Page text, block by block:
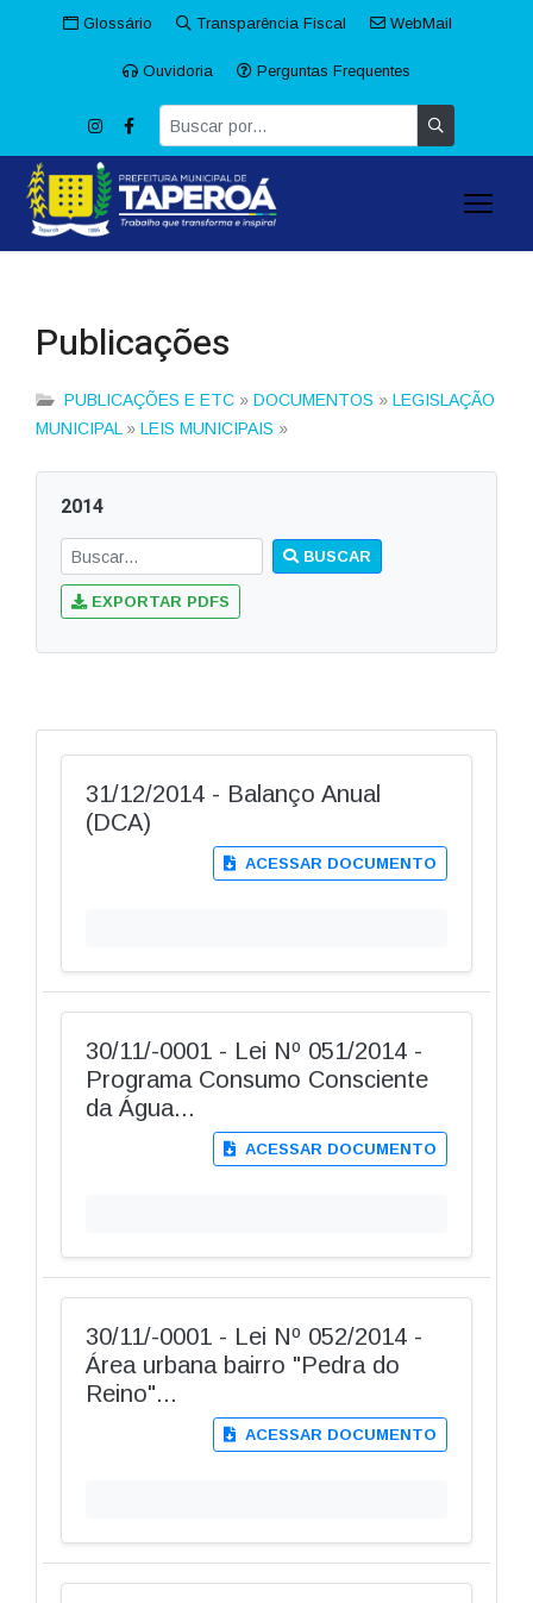
Glossário Transparência Fiscal WebMail
Ouvidoria Perguntas Frequentes
Publicações
PUBLICAÇÕES E ETC » DOCUMENTOS » LEGISLAÇÃO
MUNICIPAL » LEIS MUNICIPAIS »
2014
BUSCAR
EXPORTAR PDFS
31/12/2014 - Balanço Anual
(DCA)
ACESSAR DOCUMENTO
30/11/-0001 - Lei Nº 051/2014 -
Programa Consumo Consciente
da Água...
ACESSAR DOCUMENTO
30/11/-0001 - Lei Nº 052/2014 -
Área urbana bairro "Pedra do
Reino"...
ACESSAR DOCUMENTO